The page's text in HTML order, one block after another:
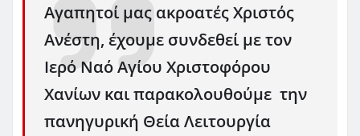
Αγαπητοί μας ακροατές Χριστός
Ανέστη, έχουμε συνδεθεί με τον
Ιερό Ναό Αγίου Χριστοφόρου
Χανίων και παρακολουθούμε την
πανηγυρική Θεία Λειτουργία